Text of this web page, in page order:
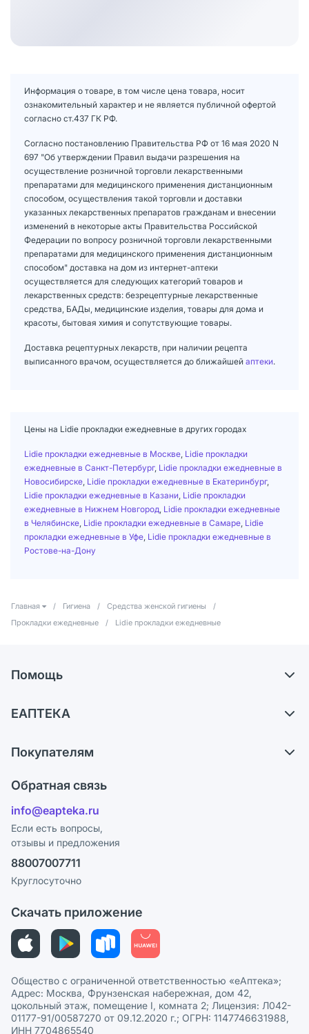
Информация о товаре, в том числе цена товара, носит
ознакомительный характер и не является публичной офертой
согласно ст.437 ГК РФ.
Согласно постановлению Правительства РФ от 16 мая 2020 N
697 "Об утверждении Правил выдачи разрешения на
осуществление розничной торговли лекарственными
препаратами для медицинского применения дистанционным
способом, осуществления такой торговли и доставки
указанных лекарственных препаратов гражданам и внесении
изменений в некоторые акты Правительства Российской
Федерации по вопросу розничной торговли лекарственными
препаратами для медицинского применения дистанционным
способом" доставка на дом из интернет-аптеки
осуществляется для следующих категорий товаров и
лекарственных средств: безрецептурные лекарственные
средства, БАДы, медицинские изделия, товары для дома и
красоты, бытовая химия и сопутствующие товары.
Доставка рецептурных лекарств, при наличии рецепта
выписанного врачом, осуществляется до ближайшей аптеки.
Цены на Lidie прокладки ежедневные в других городах
Lidie прокладки ежедневные в Москве Lidie прокладки
ежедневные в Санкт-Петербург, Lidie прокладки ежедневные в
Новосибирске Lidie прокладки ежедневные в Екатеринбург,
Lidie прокладки ежедневные в Казани Lidie прокладки
ежедневные в Нижнем Новгород Lidie прокладки ежедневные
в Челябинске Lidie прокладки ежедневные в Самаре Lidie
прокладки ежедневные в Уфе Lidie прокладки ежедневные в
Ростове-на-Дону
Главная / Гигиена / Средства женской гигиены
/
Прокладки ежедневные
/ Lidie прокладки ежедневные
Помощь
Самовывоз из аптек
Ответы на вопросы
Блог
ЕАПТЕКА
Карьера
Поставщики
Лицензия
Реклама на сайте
Ваши товары на ЕАПТЕКЕ
Покупателям
Программа СберСпасибо
Политика конфиденциальности
Пользовательское соглашение
Политика рекомендаций
Этика и соответствие
Политика в отношении обработки персональных данных
Обратная связь
info@eapteka.ru
Если есть вопросы,
отзывы и предложения
88007007711
Круглосуточно
Скачать приложение
Общество с ограниченной ответственностью «еАптека»;
Адрес: Москва, Фрунзенская набережная, дом 42,
цокольный этаж, помещение I, комната 2; Лицензия: Л042-
01177-91/00587270 от 09.12.2020 г.; ОГРН: 1147746631988,
ИНН 7704865540